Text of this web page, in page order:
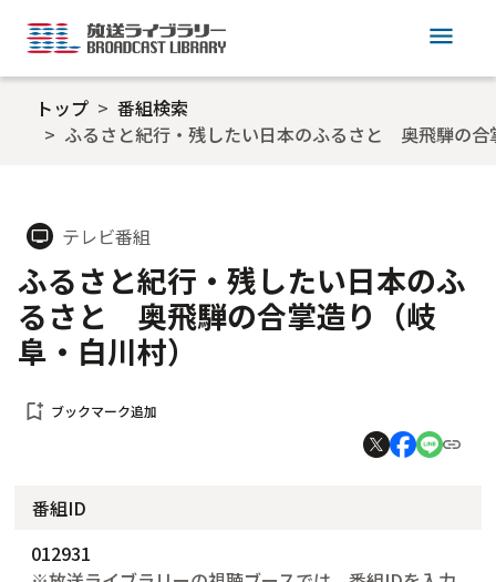
menu
トップ
番組検索
ふるさと紀行・残したい日本のふるさと 奥飛騨の合
tv テレビ番組
ふるさと紀行・残したい日本のふ
るさと 奥飛騨の合掌造り（岐
阜・白川村）
bookmark_add ブックマーク追加
番組ID
012931